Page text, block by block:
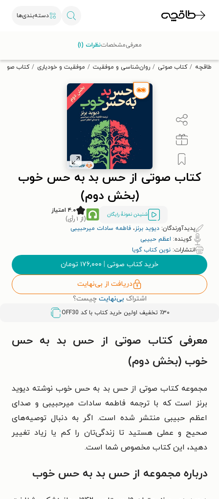
دسته‌بندی‌ها
تخفیف از طاقچه دریافت کن.
طاقچه کتاب صوتی روان‌شناسی و موفقیت موفقیت و خودیاری کتاب
کتاب صوتی از حس بد به حس خوب
(بخش دوم)
شنیدن نمونۀ رایگان
۴.۰ امتیاز
(از ۱ رأی)
پدیدآورندگان: دیوید برنز، فاطمه سادات میرحبیبی
گوینده: اعظم حبیبی
انتشارات: نوین کتاب گویا
خرید کتاب صوتی | ۱۷۶,۰۰۰ تومان
دریافت از بی‌نهایت
اشتراک بی‌نهایت چیست؟
٪۳۰ تخفیف اولین خرید کتاب با کد OFF30
معرفیمشخصاتنظرات (۱)
معرفی کتاب صوتی از حس بد به حس
خوب (بخش دوم)
مجموعه کتاب صوتی از حس بد به حس خوب نوشته دیوید
برنز است که با ترجمه فاطمه سادات میرحبیبی و صدای
اعظم حبیبی منتشر شده است. اگر به دنبال توصیه‌های
صحیح و عملی هستید تا زندگی‌تان را کم یا زیاد تغییر
دهید، این کتاب مخصوص شما است.
درباره مجموعه از حس بد به حس خوب